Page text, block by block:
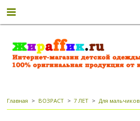
Главная ВОЗРАСТ 7 ЛЕТ Для мальчиков